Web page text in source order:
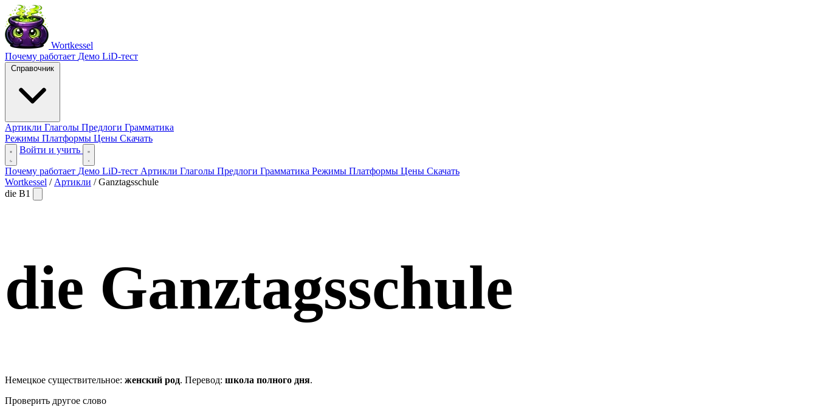
Wortkessel
Почему работает Демо LiD-тест
Справочник
Артикли Глаголы Предлоги Грамматика
Режимы Платформы Цены Скачать
Войти и учить
Почему работает Демо LiD-тест Артикли Глаголы Предлоги Грамматика Режимы Платформы Цены Скачать
Wortkessel / Артикли / Ganztagsschule
die B1
die Ganztagsschule
Немецкое существительное: женский род. Перевод: школа полного дня.
Проверить другое слово